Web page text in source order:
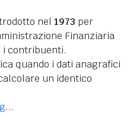
nel 1973 per
Finanziaria
i contribuenti.
quando i dati anagrafici
un identico
...